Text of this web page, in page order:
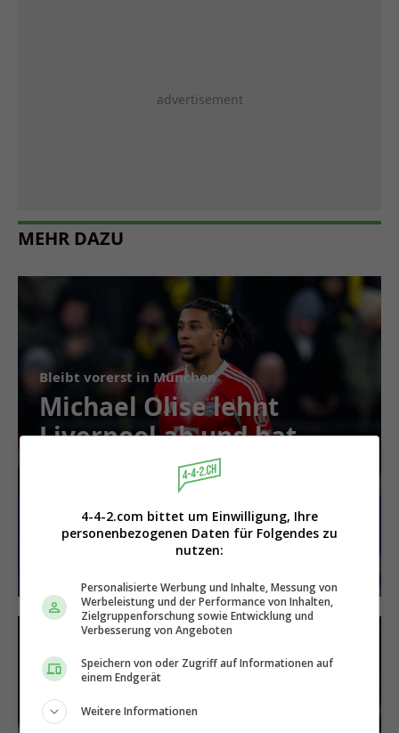
MEHR DAZU
Bleibt vorerst in München
Michael Olise lehnt
Liverpool ab und hat
künftig einen
anderen Wunschklub
4-4-2.com bittet um Einwilligung, Ihre
personenbezogenen Daten für Folgendes zu
nutzen:
Personalisierte Werbung und Inhalte, Messung von
Werbeleistung und der Performance von Inhalten,
Zielgruppenforschung sowie Entwicklung und
Verbesserung von Angeboten
Speichern von oder Zugriff auf Informationen auf
einem Endgerät
Weitere Informationen